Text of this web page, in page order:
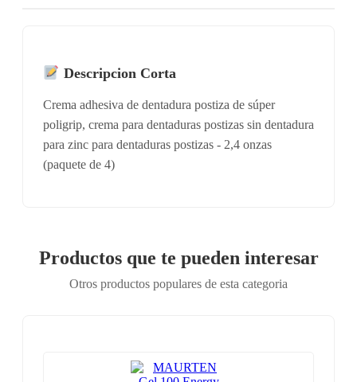
Descripcion Corta
Crema adhesiva de dentadura postiza de súper
poligrip, crema para dentaduras postizas sin dentadura
para zinc para dentaduras postizas - 2,4 onzas
(paquete de 4)
Productos que te pueden interesar
Otros productos populares de esta categoria